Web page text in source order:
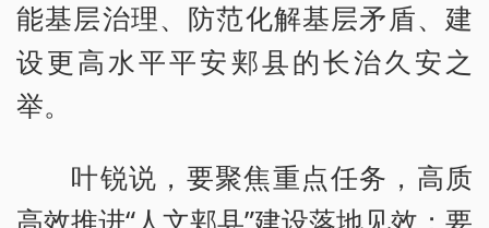
能基层治理、防范化解基层矛盾、建
设更高水平平安郏县的长治久安之
举。
叶锐说，要聚焦重点任务，高质
高效推进“人文郏县”建设落地见效；要